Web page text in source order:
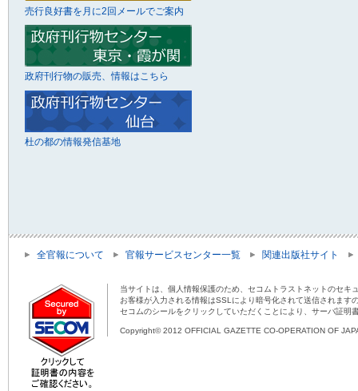
売行良好書を月に2回メールでご案内
政府刊行物の販売、情報はこちら
杜の都の情報発信基地
全官報について 官報サービスセンター一覧 関連出版社サイト
当サイトは、個人情報保護のため、セコムトラストネットのセキ
お客様が入力される情報はSSLにより暗号化されて送信されま
セコムのシールをクリックしていただくことにより、サーバ証明
Copyright© 2012 OFFICIAL GAZETTE CO-OPERATION OF